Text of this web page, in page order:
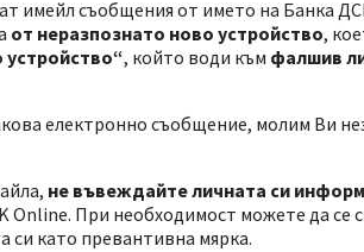
имейл съобщения от името на Банка
от неразпознато ново устройство,
, който води към фалшив
електронно съобщение, молим Ви
не въвеждайте личната си
Online. При необходимост можете да се
си като превантивна мярка.